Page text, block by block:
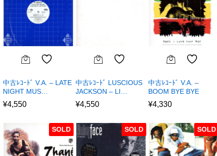
中古ﾚｺｰﾄﾞ V.A. – LATE
NIGHT MUS…
¥4,550
中古ﾚｺｰﾄﾞ LUSCIOUS
JACKSON – LI…
¥4,550
中古ﾚｺｰﾄﾞ V.A. –
BOOM BYE BYE
¥4,330
SOLD SOLD SOLD